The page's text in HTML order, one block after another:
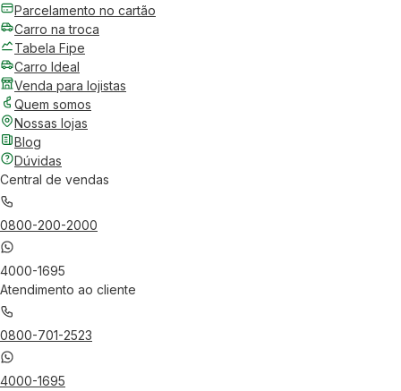
Parcelamento no cartão
Carro na troca
Tabela Fipe
Carro Ideal
Venda para lojistas
Quem somos
Nossas lojas
Blog
Dúvidas
Central de vendas
0800-200-2000
4000-1695
Atendimento ao cliente
0800-701-2523
4000-1695